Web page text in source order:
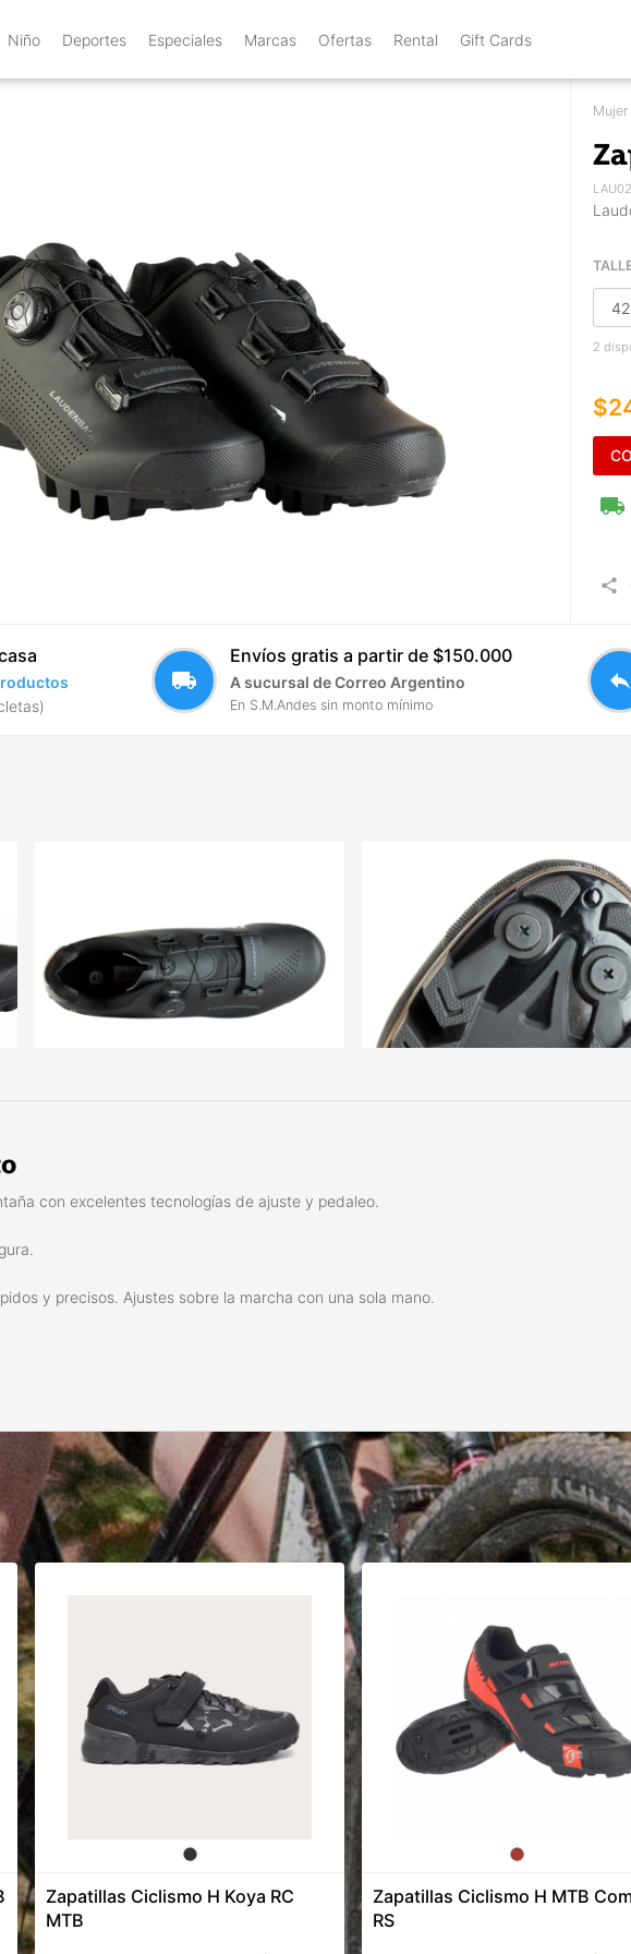
Niño Deportes Especiales Marcas Ofertas Rental Gift Cards
2
local_shipping
share
local_shipping
Envíos gratis a partir de $150.000
A sucursal de Correo Argentino
En S.M.Andes sin monto mínimo
reply
con excelentes tecnologías de ajuste y pedaleo.
y precisos. Ajustes sobre la marcha con una sola mano.
Zapatillas Ciclismo H Koya RC
MTB
Zapatillas Ciclismo H MTB
RS